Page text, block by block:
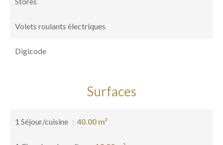
Volets roulants électriques
Digicode
Surfaces
1 Séjour/cuisine 40.00 m²